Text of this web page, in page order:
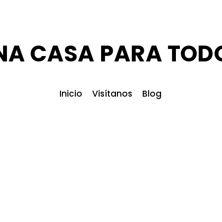
CASA PARA
Inicio Visítanos Blog